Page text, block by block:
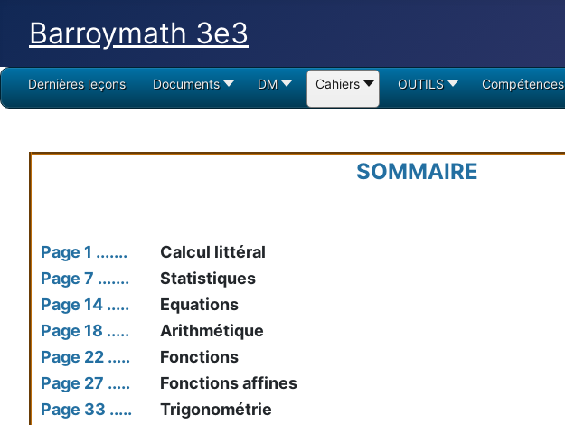
Barroymath 3e3
Dernières leçons Documents DM Cahiers OUTILS Compétences
SOMMAIRE
Page 1 .......
Calcul littéral
Page 7 .......
Statistiques
Page 14 .....
Equations
Page 18 .....
Arithmétique
Page 22 .....
Fonctions
Page 27 .....
Fonctions affines
Page 33 .....
Trigonométrie